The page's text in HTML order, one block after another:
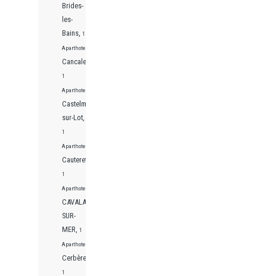
Brides-
les-
Bains, 1
Aparthotels
Cancale,
1
Aparthotels
Castelmoron-
sur-Lot,
1
Aparthotels
Cauterets,
1
Aparthotels
CAVALAIRE-
SUR-
MER,
1
Aparthotels
Cerbère,
1